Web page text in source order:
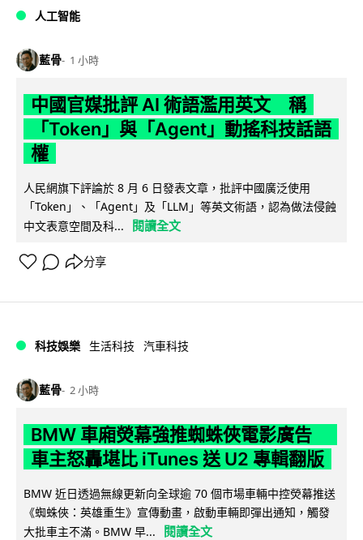
人工智能
藍骨 1 小時
中國官媒批評 AI 術語濫用英文 稱
「Token」與「Agent」動搖科技話語
權
人民網旗下評論於 8 月 6 日發表文章，批評中國廣泛使用
「Token」、「Agent」及「LLM」等英文術語，認為做法侵蝕
中文表意空間及科...
閱讀全文
分享
科技娛樂 生活科技 汽車科技
藍骨 2 小時
BMW 車廂熒幕強推蜘蛛俠電影廣告
車主怒轟堪比 iTunes 送 U2 專輯翻版
BMW 近日透過無線更新向全球逾 70 個市場車輛中控熒幕推送
《蜘蛛俠：英雄重生》宣傳動畫，啟動車輛即彈出通知，觸發
大批車主不滿。BMW 早...
閱讀全文